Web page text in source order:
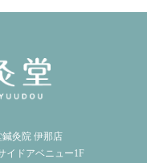
灸院 伊那店
イドアベニュー1F